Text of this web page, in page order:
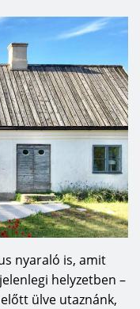
nyaraló is, amit
helyzetben –
ülve utaznánk,